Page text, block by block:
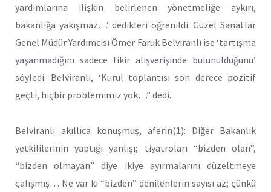
yardımlarına ilişkin belirlenen yönetmeliğe aykırı,
bakanlığa yakışmaz…’ dedikleri öğrenildi. Güzel Sanatlar
Genel Müdür Yardımcısı Ömer Faruk Belviranlı ise ‘tartışma
yaşanmadığını sadece fikir alışverişinde bulunulduğunu’
söyledi. Belviranlı, ‘Kurul toplantısı son derece pozitif
geçti, hiçbir problemimiz yok…” dedi.
Belviranlı akıllıca konuşmuş, aferin(1): Diğer Bakanlık
yetkililerinin yaptığı yanlışı; tiyatroları “bizden olan”,
“bizden olmayan” diye ikiye ayırmalarını düzeltmeye
çalışmış… Ne var ki “bizden” denilenlerin sayısı az; çünkü